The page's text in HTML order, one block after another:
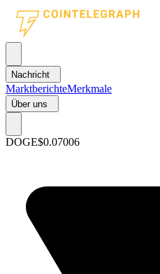
Nachricht
MarktberichteMerkmale
Über uns
DOGE$0.07006